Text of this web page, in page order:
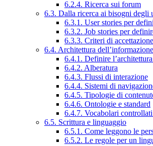
6.2.4. Ricerca sui forum
6.3. Dalla ricerca ai bisogni degli
6.3.1. User stories per
6.3.2. Job stories per
6.3.3. Criteri di accettazione
6.4. Architettura dell’informazione
6.4.1. Definire
6.4.2. Alberatura
6.4.3. Flussi di interazione
6.4.4. Sistemi di
6.4.5. Tipologie di
6.4.6. Ontologie e standard
6.4.7. Vocabolari
6.5. Scrittura e linguaggio
6.5.1. Come leggono le
6.5.2. Le regole per un